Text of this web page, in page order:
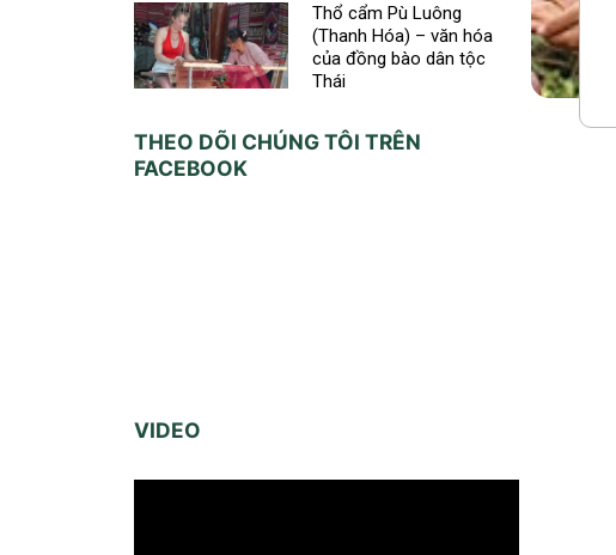
Thổ cẩm Pù Luông
(Thanh Hóa) – văn hóa
của đồng bào dân tộc
Thái
THEO DÕI CHÚNG TÔI TRÊN
FACEBOOK
VIDEO